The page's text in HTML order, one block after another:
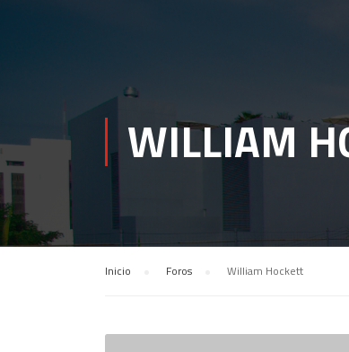
WILLIAM
Inicio Foros William Hockett